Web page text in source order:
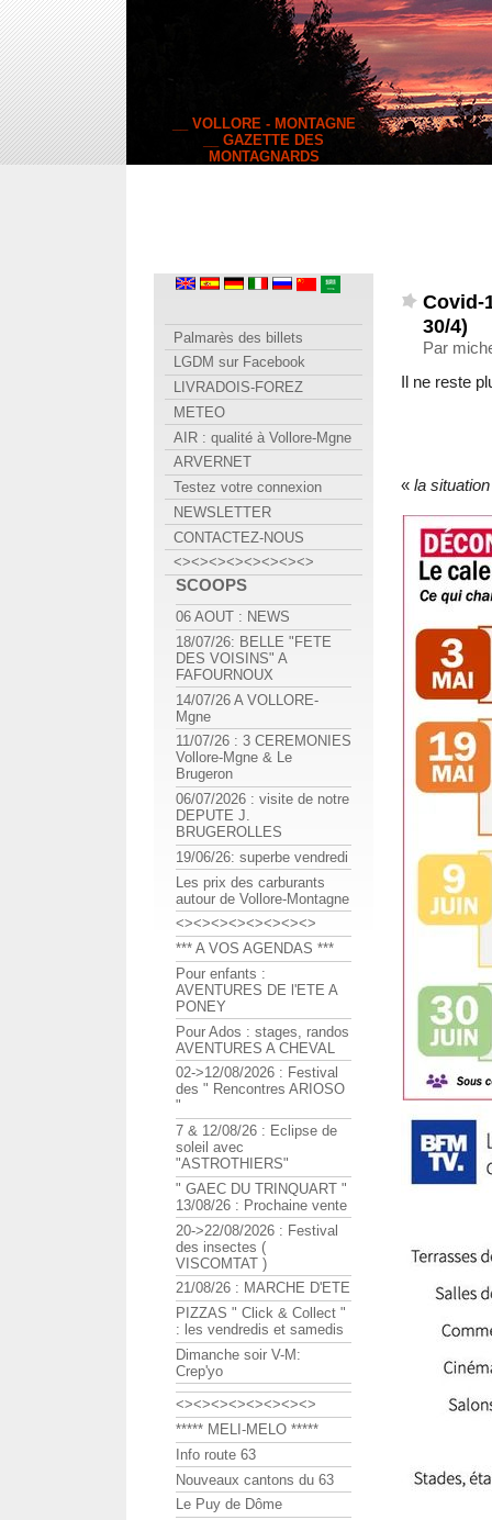
__ VOLLORE - MONTAGNE
__ GAZETTE DES
MONTAGNARDS
Covid-
30/4)
Par
Il ne reste
« la
Palmarès des billets
LGDM sur Facebook
LIVRADOIS-FOREZ
METEO
AIR : qualité à Vollore-Mgne
ARVERNET
Testez votre connexion
NEWSLETTER
CONTACTEZ-NOUS
<><><><><><><><>
SCOOPS
06 AOUT : NEWS
18/07/26: BELLE "FETE
DES VOISINS" A
FAFOURNOUX
14/07/26 A VOLLORE-
Mgne
11/07/26 : 3 CEREMONIES
Vollore-Mgne & Le
Brugeron
06/07/2026 : visite de notre
DEPUTE J.
BRUGEROLLES
19/06/26: superbe vendredi
Les prix des carburants
autour de Vollore-Montagne
<><><><><><><><>
*** A VOS AGENDAS ***
Pour enfants :
AVENTURES DE l'ETE A
PONEY
Pour Ados : stages, randos
AVENTURES A CHEVAL
02->12/08/2026 : Festival
des " Rencontres ARIOSO
"
7 & 12/08/26 : Eclipse de
soleil avec
"ASTROTHIERS"
" GAEC DU TRINQUART "
13/08/26 : Prochaine vente
20->22/08/2026 : Festival
des insectes (
VISCOMTAT )
21/08/26 : MARCHE D'ETE
PIZZAS " Click & Collect "
: les vendredis et samedis
Dimanche soir V-M:
Crep'yo
<><><><><><><><>
***** MELI-MELO *****
Info route 63
Nouveaux cantons du 63
Le Puy de Dôme